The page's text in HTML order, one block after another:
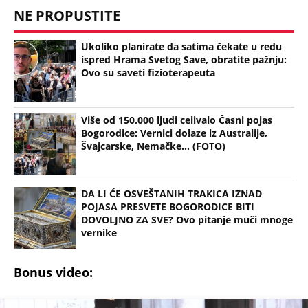
NE PROPUSTITE
Ukoliko planirate da satima čekate u redu
ispred Hrama Svetog Save, obratite pažnju:
Ovo su saveti fizioterapeuta
Više od 150.000 ljudi celivalo Časni pojas
Bogorodice: Vernici dolaze iz Australije,
Švajcarske, Nemačke... (FOTO)
DA LI ĆE OSVEŠTANIH TRAKICA IZNAD
POJASA PRESVETE BOGORODICE BITI
DOVOLJNO ZA SVE? Ovo pitanje muči mnoge
vernike
Bonus video: